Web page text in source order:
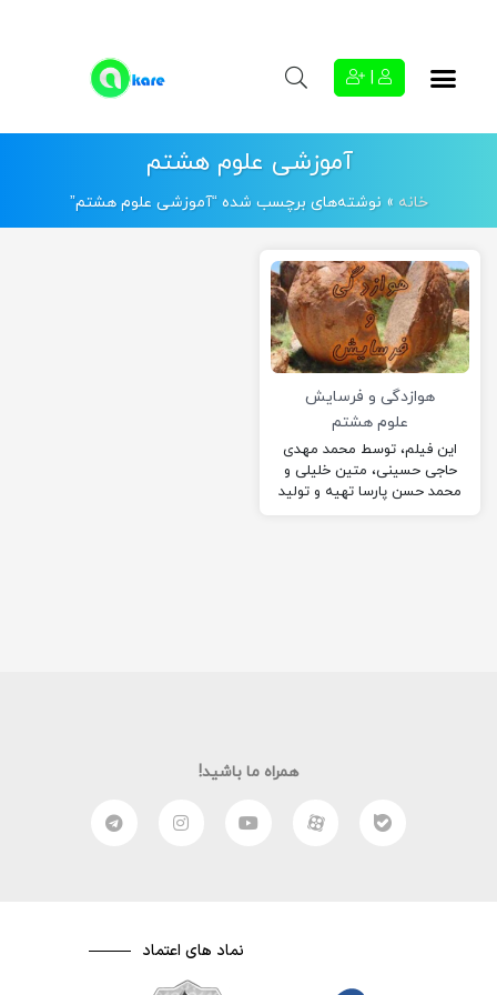
آموزشی علوم هشتم
خانه » نوشته‌های برچسب شده “آموزشی علوم هشتم”
هوازدگی و فرسایش
علوم هشتم
این فیلم، توسط محمد مهدی
حاجی حسینی، متین خلیلی و
محمد حسن پارسا تهیه و تولید
همراه ما باشید!
نماد های اعتماد